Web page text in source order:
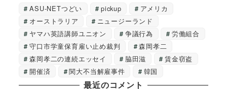
ASU-NETつどい pickup
アメリカ
オーストラリア
ニュージーランド
ヤマハ英語講師ユニオン
争議行為
労働組合
守口市学童保育雇い止め裁判
森岡孝二
森岡孝二の連続エッセイ
脇田滋
賃金窃盗
開催済
関大不当解雇事件 韓国
最近のコメント